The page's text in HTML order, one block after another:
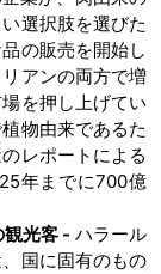
選択肢を選びた
の販売を開始し
アンの両方で増
を押し上げてい
物由来であるた
レポートによる
年までに700億
光客 - ハラール
国に固有のもの